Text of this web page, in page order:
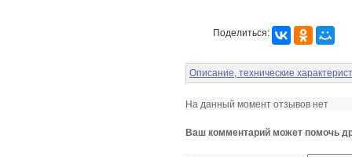
Поделиться:
Описание, технические
На данный момент отзывов нет
Ваш комментарий может помочь